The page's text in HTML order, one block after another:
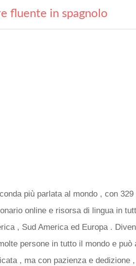
fluente in spagnolo
più parlata al mondo , con
online e risorsa di lingua in
, Sud America ed Europa .
persone in tutto il mondo e
, ma con pazienza e